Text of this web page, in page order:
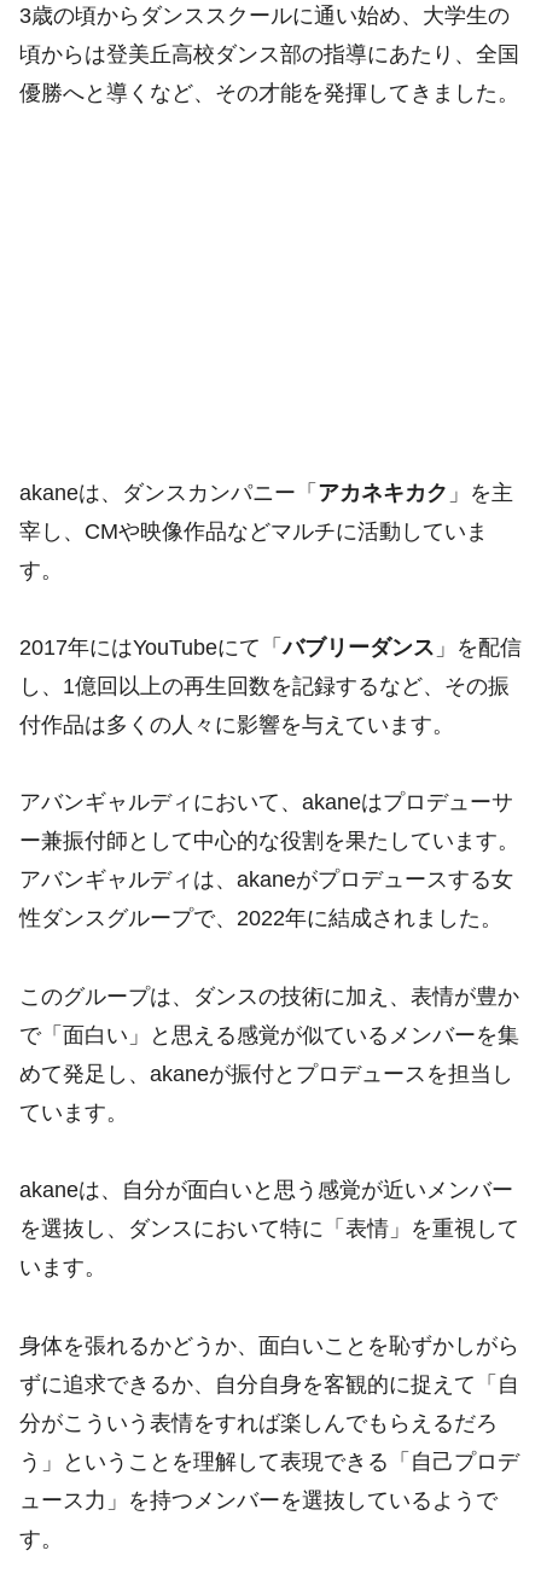
3歳の頃からダンススクールに通い始め、大学生の
頃からは登美丘高校ダンス部の指導にあたり、全国
優勝へと導くなど、その才能を発揮してきました。
akaneは、ダンスカンパニー「 アカネキカク 」を主
宰し、CMや映像作品などマルチに活動していま
す。
2017年にはYouTubeにて「バブリーダンス 」を配信
し、1億回以上の再生回数を記録するなど、その振
付作品は多くの人々に影響を与えています。
アバンギャルディにおいて、akaneはプロデューサ
ー兼振付師として中心的な役割を果たしています。
アバンギャルディは、akaneがプロデュースする女
性ダンスグループで、2022年に結成されました。
このグループは、ダンスの技術に加え、表情が豊か
で「面白い」と思える感覚が似ているメンバーを集
めて発足し、akaneが振付とプロデュースを担当し
ています。
akaneは、自分が面白いと思う感覚が近いメンバー
を選抜し、ダンスにおいて特に「表情」を重視して
います。
身体を張れるかどうか、面白いことを恥ずかしがら
ずに追求できるか、自分自身を客観的に捉えて「自
分がこういう表情をすれば楽しんでもらえるだろ
う」ということを理解して表現できる「自己プロデ
ュース力」を持つメンバーを選抜しているようで
す。